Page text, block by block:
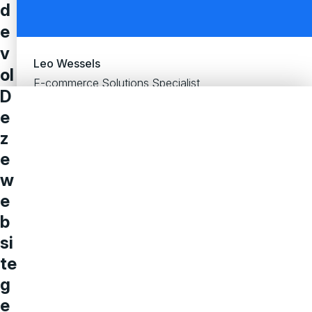
d
e
v
ol
g
e
n
d
e
st
a
p
?
Een
Leo Wessels
E-commerce Solutions Specialist
D
e
z
e
w
e
b
si
te
g
e